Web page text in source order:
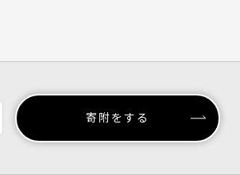
寄附をする